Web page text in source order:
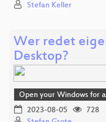
Stefan Keller
Wer redet
Desktop?
Open your Windows for
2023-08-05
728